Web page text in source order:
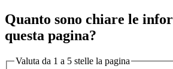
Quanto sono chiare le
questa pagina?
Valuta da 1 a 5 stelle la pagina